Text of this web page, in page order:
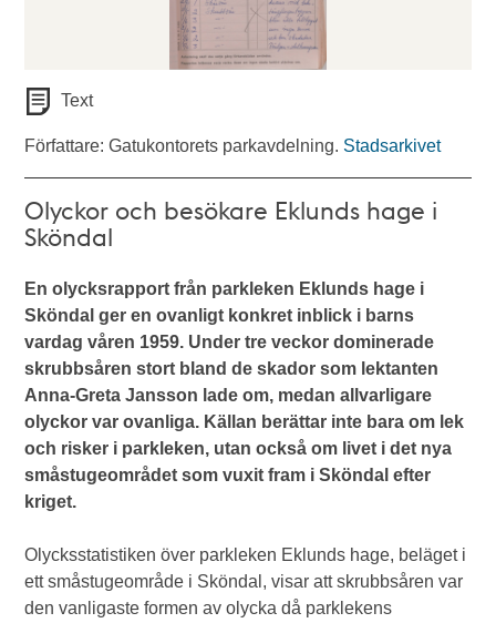
Text
Författare: Gatukontorets parkavdelning. Stadsarkivet
Olyckor och besökare Eklunds hage i
Sköndal
En olycksrapport från parkleken Eklunds hage i
Sköndal ger en ovanligt konkret inblick i barns
vardag våren 1959. Under tre veckor dominerade
skrubbsåren stort bland de skador som lektanten
Anna-Greta Jansson lade om, medan allvarligare
olyckor var ovanliga. Källan berättar inte bara om lek
och risker i parkleken, utan också om livet i det nya
småstugeområdet som vuxit fram i Sköndal efter
kriget.
Olycksstatistiken över parkleken Eklunds hage, beläget i
ett småstugeområde i Sköndal, visar att skrubbsåren var
den vanligaste formen av olycka då parklekens